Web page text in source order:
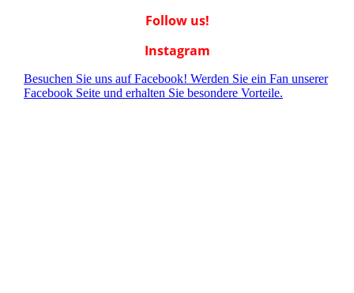
Follow us!
Instagram
Besuchen Sie uns auf Facebook! Werden Sie ein Fan unserer
Facebook Seite und erhalten Sie besondere Vorteile.